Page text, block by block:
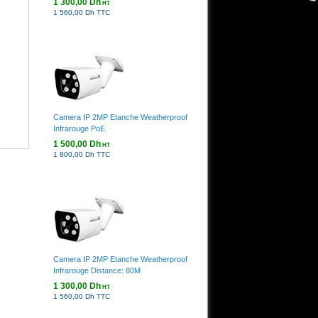
HT
1 560,00 Dh TTC
Camera IP 2MP Etanche Weatherproof
Infrarouge PoE
1 500,00 DhHT
1 800,00 Dh TTC
Camera IP 2MP Etanche Weatherproof
Infrarouge Distance: 80M
1 300,00 DhHT
1 560,00 Dh TTC